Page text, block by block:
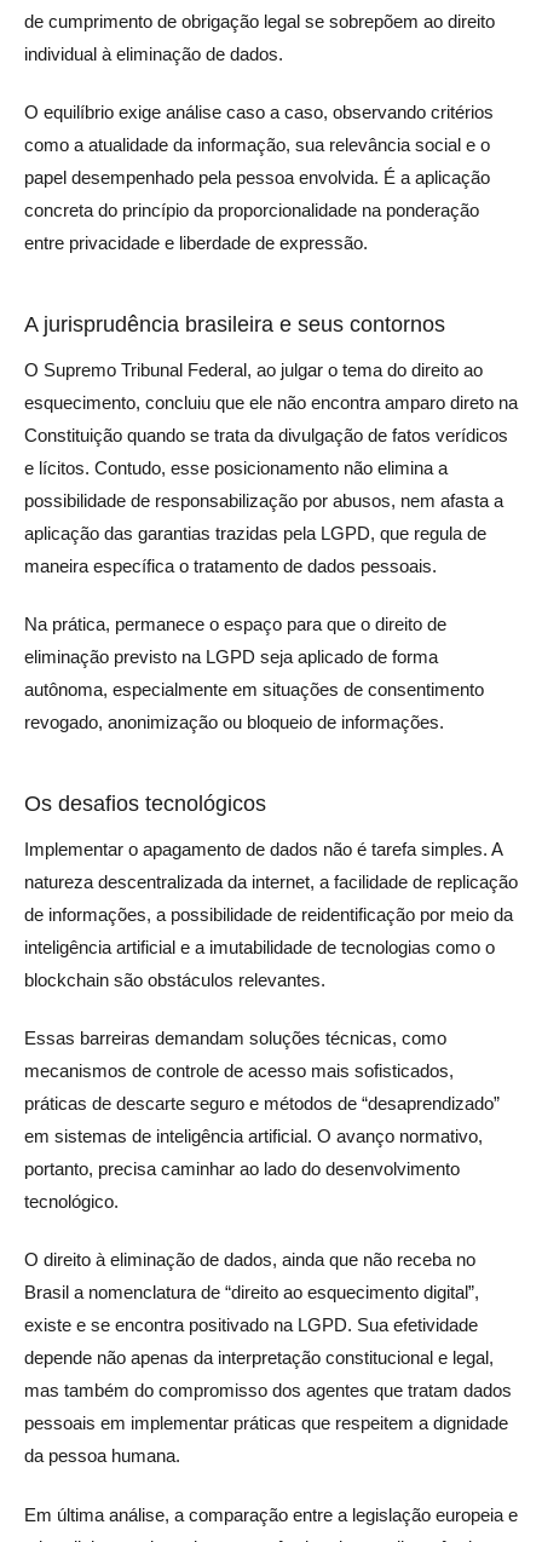
de cumprimento de obrigação legal se sobrepõem ao direito
individual à eliminação de dados.
O equilíbrio exige análise caso a caso, observando critérios
como a atualidade da informação, sua relevância social e o
papel desempenhado pela pessoa envolvida. É a aplicação
concreta do princípio da proporcionalidade na ponderação
entre privacidade e liberdade de expressão.
A jurisprudência brasileira e seus contornos
O Supremo Tribunal Federal, ao julgar o tema do direito ao
esquecimento, concluiu que ele não encontra amparo direto na
Constituição quando se trata da divulgação de fatos verídicos
e lícitos. Contudo, esse posicionamento não elimina a
possibilidade de responsabilização por abusos, nem afasta a
aplicação das garantias trazidas pela LGPD, que regula de
maneira específica o tratamento de dados pessoais.
Na prática, permanece o espaço para que o direito de
eliminação previsto na LGPD seja aplicado de forma
autônoma, especialmente em situações de consentimento
revogado, anonimização ou bloqueio de informações.
Os desafios tecnológicos
Implementar o apagamento de dados não é tarefa simples. A
natureza descentralizada da internet, a facilidade de replicação
de informações, a possibilidade de reidentificação por meio da
inteligência artificial e a imutabilidade de tecnologias como o
blockchain são obstáculos relevantes.
Essas barreiras demandam soluções técnicas, como
mecanismos de controle de acesso mais sofisticados,
práticas de descarte seguro e métodos de “desaprendizado”
em sistemas de inteligência artificial. O avanço normativo,
portanto, precisa caminhar ao lado do desenvolvimento
tecnológico.
O direito à eliminação de dados, ainda que não receba no
Brasil a nomenclatura de “direito ao esquecimento digital”,
existe e se encontra positivado na LGPD. Sua efetividade
depende não apenas da interpretação constitucional e legal,
mas também do compromisso dos agentes que tratam dados
pessoais em implementar práticas que respeitem a dignidade
da pessoa humana.
Em última análise, a comparação entre a legislação europeia e